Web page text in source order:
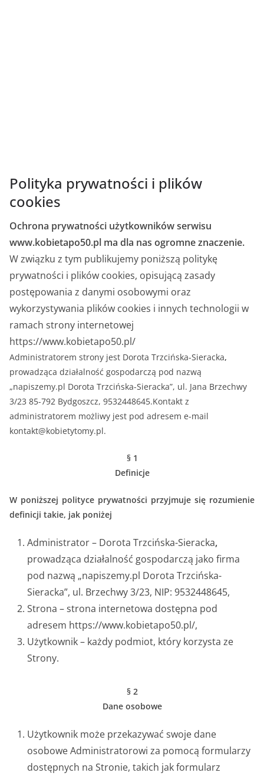
Polityka prywatności i plików
cookies
Ochrona prywatności użytkowników serwisu
www.kobietapo50.pl ma dla nas ogromne znaczenie.
W związku z tym publikujemy poniższą politykę
prywatności i plików cookies, opisującą zasady
postępowania z danymi osobowymi oraz
wykorzystywania plików cookies i innych technologii w
ramach strony internetowej
https://www.kobietapo50.pl/
Administratorem strony jest Dorota Trzcińska-Sieracka,
prowadząca działalność gospodarczą pod nazwą
„napiszemy.pl Dorota Trzcińska-Sieracka”, ul. Jana Brzechwy
3/23 85-792 Bydgoszcz, 9532448645.Kontakt z
administratorem możliwy jest pod adresem e-mail
kontakt@kobietytomy.pl.
§ 1
Definicje
W poniższej polityce prywatności przyjmuje się rozumienie
definicji takie, jak poniżej
Administrator – Dorota Trzcińska-Sieracka,
prowadząca działalność gospodarczą jako firma
pod nazwą „napiszemy.pl Dorota Trzcińska-
Sieracka”, ul. Brzechwy 3/23, NIP: 9532448645,
Strona – strona internetowa dostępna pod
adresem https://www.kobietapo50.pl/,
Użytkownik – każdy podmiot, który korzysta ze
Strony.
§ 2
Dane osobowe
Użytkownik może przekazywać swoje dane
osobowe Administratorowi za pomocą formularzy
dostępnych na Stronie, takich jak formularz